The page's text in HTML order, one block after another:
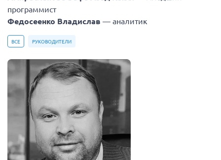
программист
Федосеенко Владислав — аналитик
ВСЕ РУКОВОДИТЕЛИ